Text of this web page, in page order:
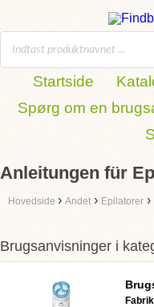
Startside
Spørg om en
Anleitungen für
Hovedside › Andet › Epilatorer ›
Brugsanvisninger i